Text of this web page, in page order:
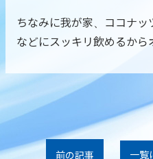
ちなみに我が家、ココナ
などにスッキリ飲めるから
前の記事 一覧